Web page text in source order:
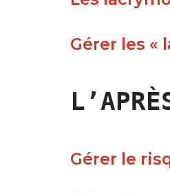
Gérer les «
Gérer le